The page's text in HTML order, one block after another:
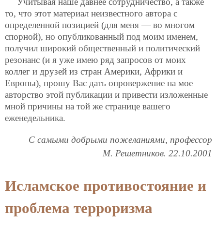
то, что этот материал неизвестного автора с
определенной позицией (для меня — во многом
спорной), но опубликованный под моим именем,
получил широкий общественный и политический
резонанс (и я уже имею ряд запросов от моих
коллег и друзей из стран Америки, Африки и
Европы), прошу Вас дать опровержение на мое
авторство этой публикации и привести изложенные
мной причины на той же странице вашего
еженедельника.
С самыми добрыми пожеланиями, профессор
М. Решетников. 22.10.2001
Исламское противостояние и
проблема терроризма